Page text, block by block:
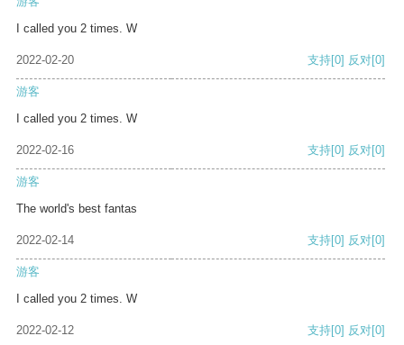
I called you 2 times. W
2022-02-20 支持[0] 反对[0]
游客
I called you 2 times. W
2022-02-16 支持[0] 反对[0]
游客
The world's best fantas
2022-02-14 支持[0] 反对[0]
游客
I called you 2 times. W
2022-02-12 支持[0] 反对[0]